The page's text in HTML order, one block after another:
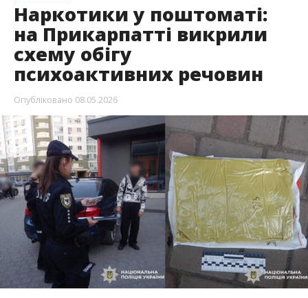
Наркотики у поштоматі:
на Прикарпатті викрили
схему обігу
психоактивних речовин
Опубліковано 08.05.2026